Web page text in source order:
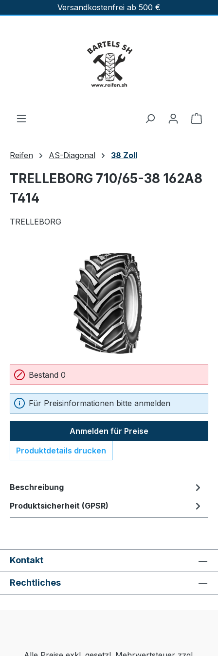
Zum Hauptinhalt springenVersandkostenfrei ab 500 €
Reifen AS-Diagonal 38 Zoll
TRELLEBORG 710/65-38 162A8
T414
TRELLEBORG
Bildergalerie überspringen
Bestand 0
Für Preisinformationen bitte anmelden
Anmelden für Preise
Produktdetails drucken
Beschreibung
Produktsicherheit (GPSR)
Kontakt
Rechtliches